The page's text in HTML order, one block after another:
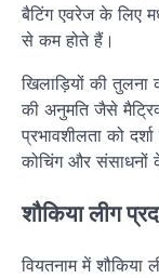
बैटिंग एवरेज के लिए
से कम होते हैं।
खिलाड़ियों की
की अनुमति जैसे
प्रभावशीलता को
कोचिंग और संसाधनों
शौकिया लीग
वियतनाम में